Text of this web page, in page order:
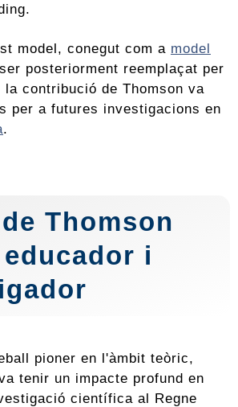
model, conegut com a model
posteriorment reemplaçat per
contribució de Thomson va
per a futures investigacions en
.
Thomson
i
pioner en l'àmbit teòric,
tenir un impacte profund en
científica al Regne